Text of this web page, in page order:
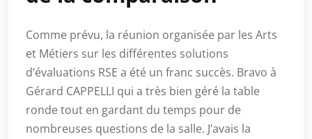
Comme prévu, la réunion organisée par les Arts
et Métiers sur les différentes solutions
d’évaluations RSE a été un franc succès. Bravo à
Gérard CAPPELLI qui a très bien géré la table
ronde tout en gardant du temps pour de
nombreuses questions de la salle. J’avais la